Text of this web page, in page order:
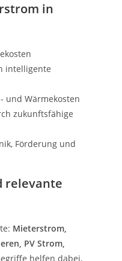
in
intelligente
und Wärmekosten
zukunftsfähige
Förderung und
relevante
Mieterstrom,
PV Strom,
helfen dabei,